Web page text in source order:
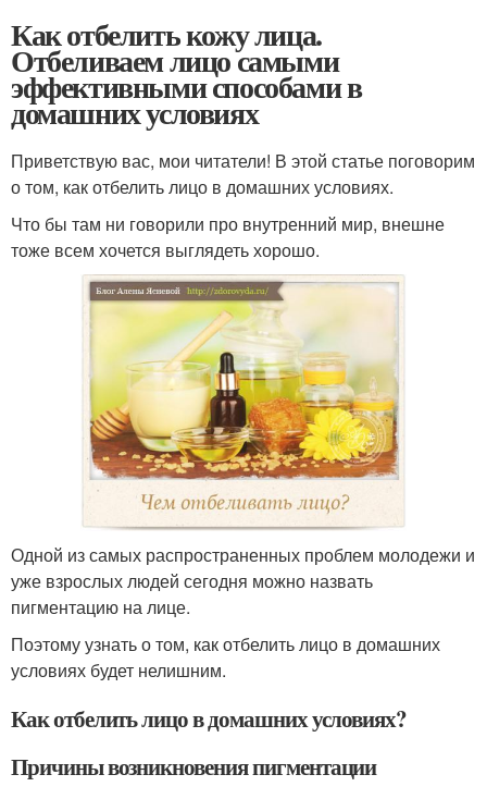
Как отбелить кожу лица.
Отбеливаем лицо самыми
эффективными способами в
домашних условиях
Приветствую вас, мои читатели! В этой статье поговорим
о том, как отбелить лицо в домашних условиях.
Что бы там ни говорили про внутренний мир, внешне
тоже всем хочется выглядеть хорошо.
Одной из самых распространенных проблем молодежи и
уже взрослых людей сегодня можно назвать
пигментацию на лице.
Поэтому узнать о том, как отбелить лицо в домашних
условиях будет нелишним.
Как отбелить лицо в домашних условиях?
Причины возникновения пигментации